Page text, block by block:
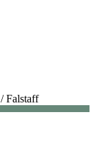
/Falstaff